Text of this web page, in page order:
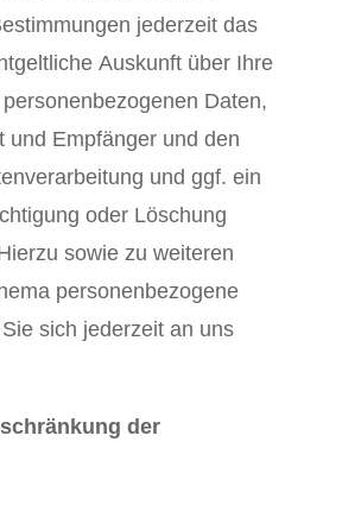
jederzeit das
Auskunft über Ihre
Daten,
und Empfänger und den
und ggf. ein
oder Löschung
sowie zu weiteren
personenbezogene
sich jederzeit an uns
der